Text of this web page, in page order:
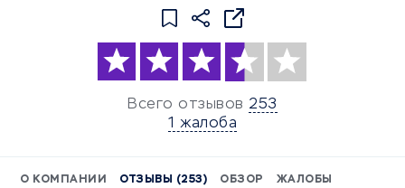
Всего отзывов 253
1 жалоба
О КОМПАНИИ ОТЗЫВЫ (253) ОБЗОР ЖАЛОБЫ